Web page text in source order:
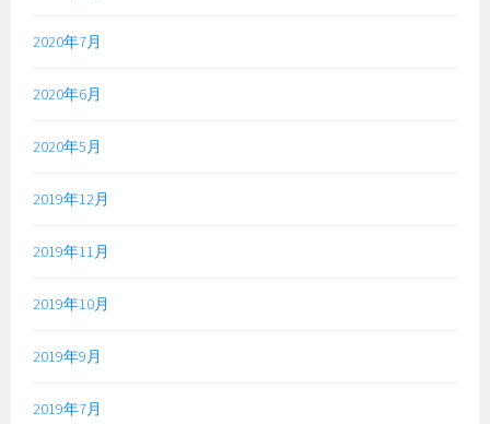
2020年7月
2020年6月
2020年5月
2019年12月
2019年11月
2019年10月
2019年9月
2019年7月